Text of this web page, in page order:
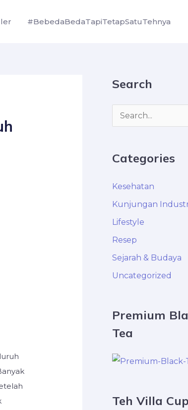
#BebedaBedaTapiTetapSatuTehnya
Search
r
h
f
o
r
Categories
Kesehatan
Kunjungan
Lifestyle
Resep
Sejarah & Budaya
Uncategorized
Premium
Tea
Teh Villa Cup